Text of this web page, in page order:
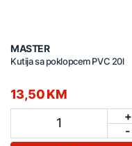
MASTER
Kutija sa poklopcem PVC 20l
13,50 KM
1
+
-